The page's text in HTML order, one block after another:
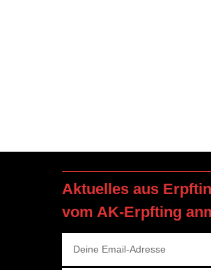
Aktuelles aus
vom AK-Erpfting